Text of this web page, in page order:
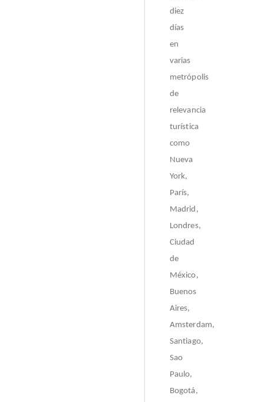
diez
días
en
varias
metrópolis
de
relevancia
turística
como
Nueva
York,
París,
Madrid,
Londres,
Ciudad
de
México,
Buenos
Aires,
Amsterdam,
Santiago,
Sao
Paulo,
Bogotá,